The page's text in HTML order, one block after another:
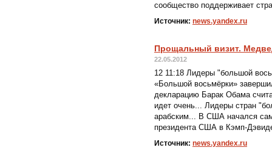
сообщество поддерживает
Источник: news.yandex.ru
Прощальный визит.
22.05.2012
12 11:18 Лидеры "большой
«Большой восьмёрки»
декларацию Барак Обама
идет очень... Лидеры стран
арабским... В США начался
президента США в Кэмп-
Источник: news.yandex.ru